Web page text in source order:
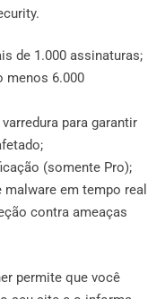
de 1.000 assinaturas;
menos 6.000
para garantir
(somente Pro);
em tempo real
contra ameaças
permite que você